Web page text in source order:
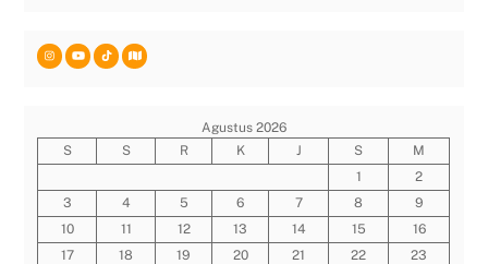
Agustus 2026
S
S R K J S
M
1
2
3
4 5 6 7 8
9
10
11 12 13 14 15
16
17
18 19 20 21 22
23